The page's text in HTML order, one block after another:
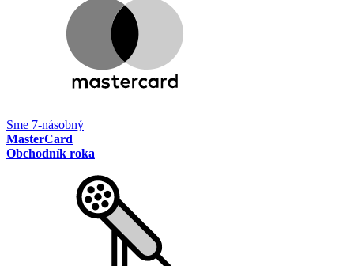
Sme 7-násobný
MasterCard
Obchodník roka